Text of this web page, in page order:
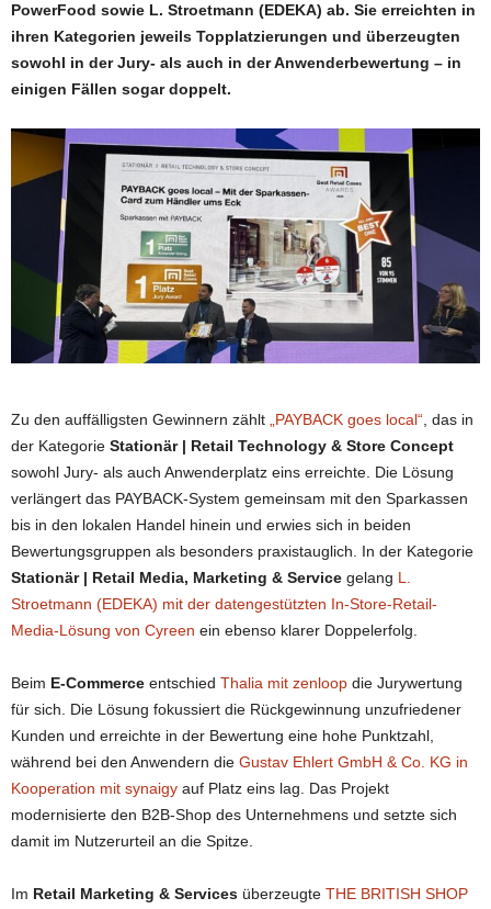
PowerFood sowie L. Stroetmann (EDEKA) ab. Sie erreichten in
ihren Kategorien jeweils Topplatzierungen und überzeugten
sowohl in der Jury- als auch in der Anwenderbewertung – in
einigen Fällen sogar doppelt.
Zu den auffälligsten Gewinnern zählt „PAYBACK goes local“, das in
der Kategorie Stationär | Retail Technology & Store Concept
sowohl Jury- als auch Anwenderplatz eins erreichte. Die Lösung
verlängert das PAYBACK-System gemeinsam mit den Sparkassen
bis in den lokalen Handel hinein und erwies sich in beiden
Bewertungsgruppen als besonders praxistauglich. In der Kategorie
Stationär | Retail Media, Marketing & Service gelang L.
Stroetmann (EDEKA) mit der datengestützten In-Store-Retail-
Media-Lösung von Cyreen ein ebenso klarer Doppelerfolg.
Beim E-Commerce entschied Thalia mit zenloop die Jurywertung
für sich. Die Lösung fokussiert die Rückgewinnung unzufriedener
Kunden und erreichte in der Bewertung eine hohe Punktzahl,
während bei den Anwendern die Gustav Ehlert GmbH & Co. KG in
Kooperation mit synaigy auf Platz eins lag. Das Projekt
modernisierte den B2B-Shop des Unternehmens und setzte sich
damit im Nutzerurteil an die Spitze.
Im Retail Marketing & Services überzeugte THE BRITISH SHOP